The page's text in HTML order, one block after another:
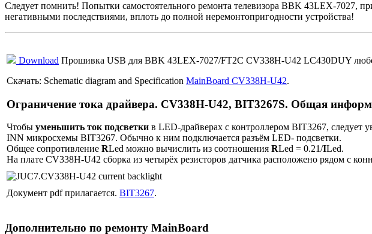
Следует помнить! Попытки самостоятельного ремонта телевизора BBK 43LEX-7027,
негативными последствиями, вплоть до полной неремонтопригодности устройства!
Download Прошивка USB для BBK 43LEX-7027/FT2C CV338H-U42 LC430DUY
Скачать: Schematic diagram and Specification MainBoard CV338H-U42.
Ограничение тока драйвера. CV338H-U42, BIT3267S. Общая
Чтобы уменьшить ток подсветки в LED-драйверах с контроллером BIT3267, следует
INN микросхемы BIT3267. Обычно к ним подключается разъём LED- подсветки.
Общее сопротивление RLed можно вычислить из соотношения RLed = 0.21/ILed.
На плате CV338H-U42 сборка из четырёх резисторов датчика расположено рядом с
Документ pdf прилагается. BIT3267.
Дополнительно по ремонту MainBoard